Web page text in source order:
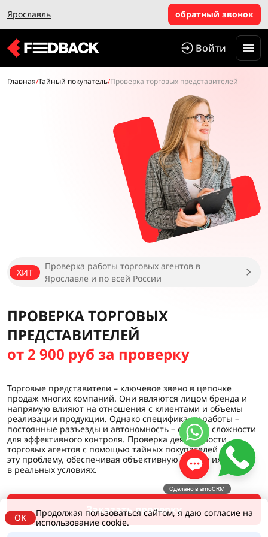
Ярославль обратный звонок
Войти
Главная/Тайный покупатель/Проверка торговых представителей
ХИТ
Проверка работы торговых агентов в
Ярославле и по всей России
ПРОВЕРКА ТОРГОВЫХ
ПРЕДСТАВИТЕЛЕЙ
от 2 900 руб за проверку
Торговые представители – ключевое звено в цепочке
продаж многих компаний. Они являются лицом бренда и
напрямую влияют на отношения с клиентами и объемы
реализации продукции. Однако специфика их работы –
постоянные разъезды и автономность – создает сложности
для эффективного контроля. Проверка деятельности
торговых агентов с помощью тайных покупателей решает
эту проблему, обеспечивая объективную оценку их работы
в реальных условиях.
Заказать проверку
OK
Продолжая пользоваться сайтом, я даю согласие на
использование cookie.
Сделано в amoCRM